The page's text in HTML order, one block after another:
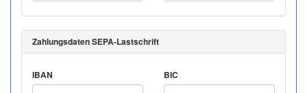
Zahlungsdaten SEPA-Lastschrift
IBAN BIC